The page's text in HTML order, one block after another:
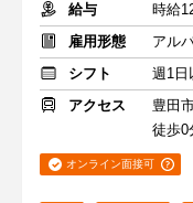
給与
時給
雇用形態
アル
シフト
週1日
アクセス
豊田
徒歩0
オンライン面接可